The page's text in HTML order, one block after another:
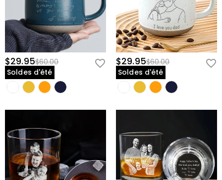
$29.95$60.00
Soldes d'été
$29.95$60.00
Soldes d'été